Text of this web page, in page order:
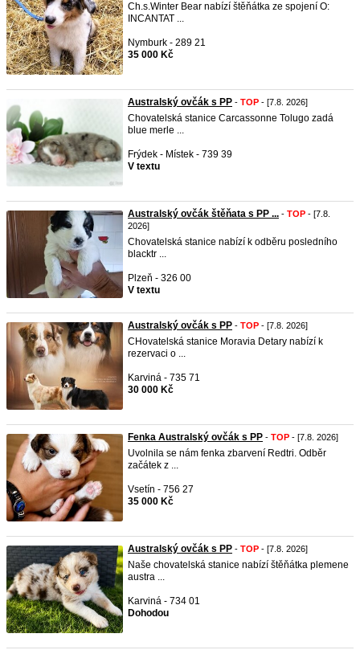
Ch.s.Winter Bear nabízí štěňátka ze spojení O:
INCANTAT ...
Nymburk - 289 21
35 000 Kč
Australský ovčák s PP - TOP - [7.8. 2026]
Chovatelská stanice Carcassonne Tolugo zadá
blue merle ...
Frýdek - Místek - 739 39
V textu
Australský ovčák štěňata s PP ... - TOP - [7.8.
2026]
Chovatelská stanice nabízí k odběru posledního
blacktr ...
Plzeň - 326 00
V textu
Australský ovčák s PP - TOP - [7.8. 2026]
CHovatelská stanice Moravia Detary nabízí k
rezervaci o ...
Karviná - 735 71
30 000 Kč
Fenka Australský ovčák s PP - TOP - [7.8. 2026]
Uvolnila se nám fenka zbarvení Redtri. Odběr
začátek z ...
Vsetín - 756 27
35 000 Kč
Australský ovčák s PP - TOP - [7.8. 2026]
Naše chovatelská stanice nabízí štěňátka plemene
austra ...
Karviná - 734 01
Dohodou